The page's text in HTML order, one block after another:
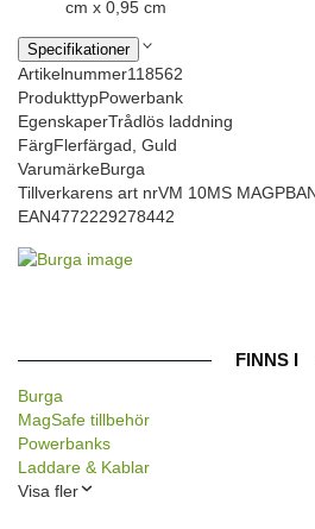
cm x 0,95 cm
Specifikationer
Artikelnummer118562
ProdukttypPowerbank
EgenskaperTrådlös laddning
FärgFlerfärgad, Guld
VarumärkeBurga
Tillverkarens art nrVM 10MS
EAN4772229278442
FINNS I
Burga
MagSafe tillbehör
Powerbanks
Laddare & Kablar
Visa fler